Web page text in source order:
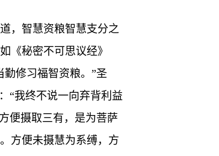
，智慧资粮智慧支分之
《秘密不可思议经》
修习福智资粮。”圣
“我终不说一向弃背利益
便摄取三有，是为菩萨
方便未摄慧为系缚，方